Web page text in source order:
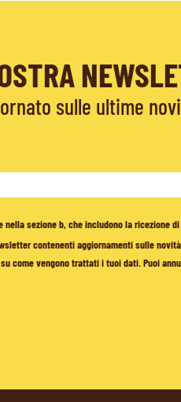
sulle ultime
sezione b, che includono la ricezione
contenenti aggiornamenti sulle
come vengono trattati i tuoi dati. Puoi